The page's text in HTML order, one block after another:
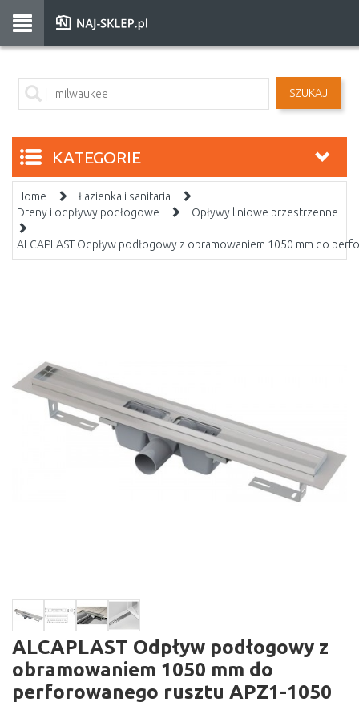
SZUKAJ
KATEGORIE
Home
Łazienka i sanitaria
Dreny i odpływy podłogowe
Opływy liniowe przestrzenne
ALCAPLAST Odpływ podłogowy z obramowaniem 1050 mm do
ALCAPLAST Odpływ podłogowy z
obramowaniem 1050 mm do
perforowanego rusztu APZ1-1050